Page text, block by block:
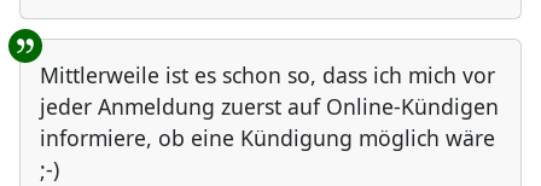
Mittlerweile ist es schon so, dass ich mich vor
jeder Anmeldung zuerst auf Online-Kündigen
informiere, ob eine Kündigung möglich wäre
;-)